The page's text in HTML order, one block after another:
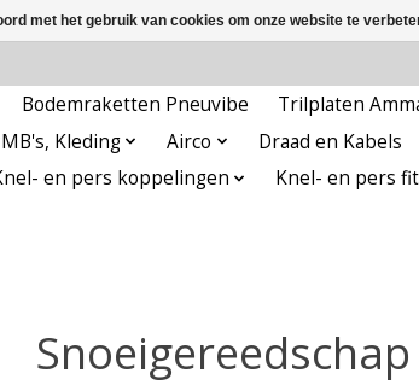
Bodemraketten Pneuvibe Trilplaten
Kleding Airco Draad en Kabels
en pers koppelingen Knel- en pers
Snoeigereedschap
met het gebruik van cookies om onze website te